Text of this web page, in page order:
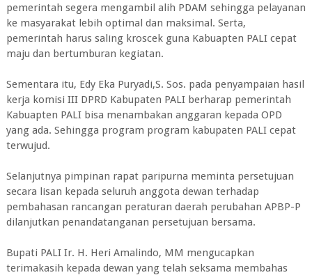
pemerintah segera mengambil alih PDAM sehingga pelayanan
ke masyarakat lebih optimal dan maksimal. Serta,
pemerintah harus saling kroscek guna Kabuapten PALI cepat
maju dan bertumburan kegiatan.
Sementara itu, Edy Eka Puryadi,S. Sos. pada penyampaian hasil
kerja komisi III DPRD Kabupaten PALI berharap pemerintah
Kabuapten PALI bisa menambakan anggaran kepada OPD
yang ada. Sehingga program program kabupaten PALI cepat
terwujud.
Selanjutnya pimpinan rapat paripurna meminta persetujuan
secara lisan kepada seluruh anggota dewan terhadap
pembahasan rancangan peraturan daerah perubahan APBP-P
dilanjutkan penandatanganan persetujuan bersama.
Bupati PALI Ir. H. Heri Amalindo, MM mengucapkan
terimakasih kepada dewan yang telah seksama membahas